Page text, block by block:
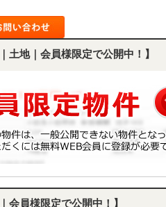
土地｜会員様限定で公開中！】
会員様限定で公開中！】